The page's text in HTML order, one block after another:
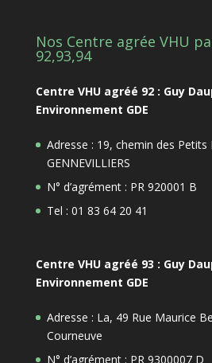
Nos Centre agrée VHU
92,93,94
Centre VHU agréé 92 : Guy
Environnement GDE
Adresse : 19, chemin des Petits
GENNEVILLIERS
N° d’agrément : PR 920001 B
Tel : 01 83 64 20 41
Centre VHU agréé 93 : Guy
Environnement GDE
Adresse : La, 49 Rue Maurice
Courneuve
N° d’agrément : PR 9300007 D